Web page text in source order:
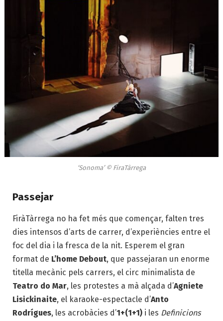
‘Sonoma’ © FiraTàrrega
Passejar
FiràTàrrega no ha fet més que començar, falten tres
dies intensos d’arts de carrer, d’experiències entre el
foc del dia i la fresca de la nit. Esperem el gran
format de L’home Debout, que passejaran un enorme
titella mecànic pels carrers, el circ minimalista de
Teatro do Mar, les protestes a mà alçada d’Agniete
Lisickinaite, el karaoke-espectacle d’Anto
Rodrígues, les acrobàcies d’1+(1+1) i les Definicions